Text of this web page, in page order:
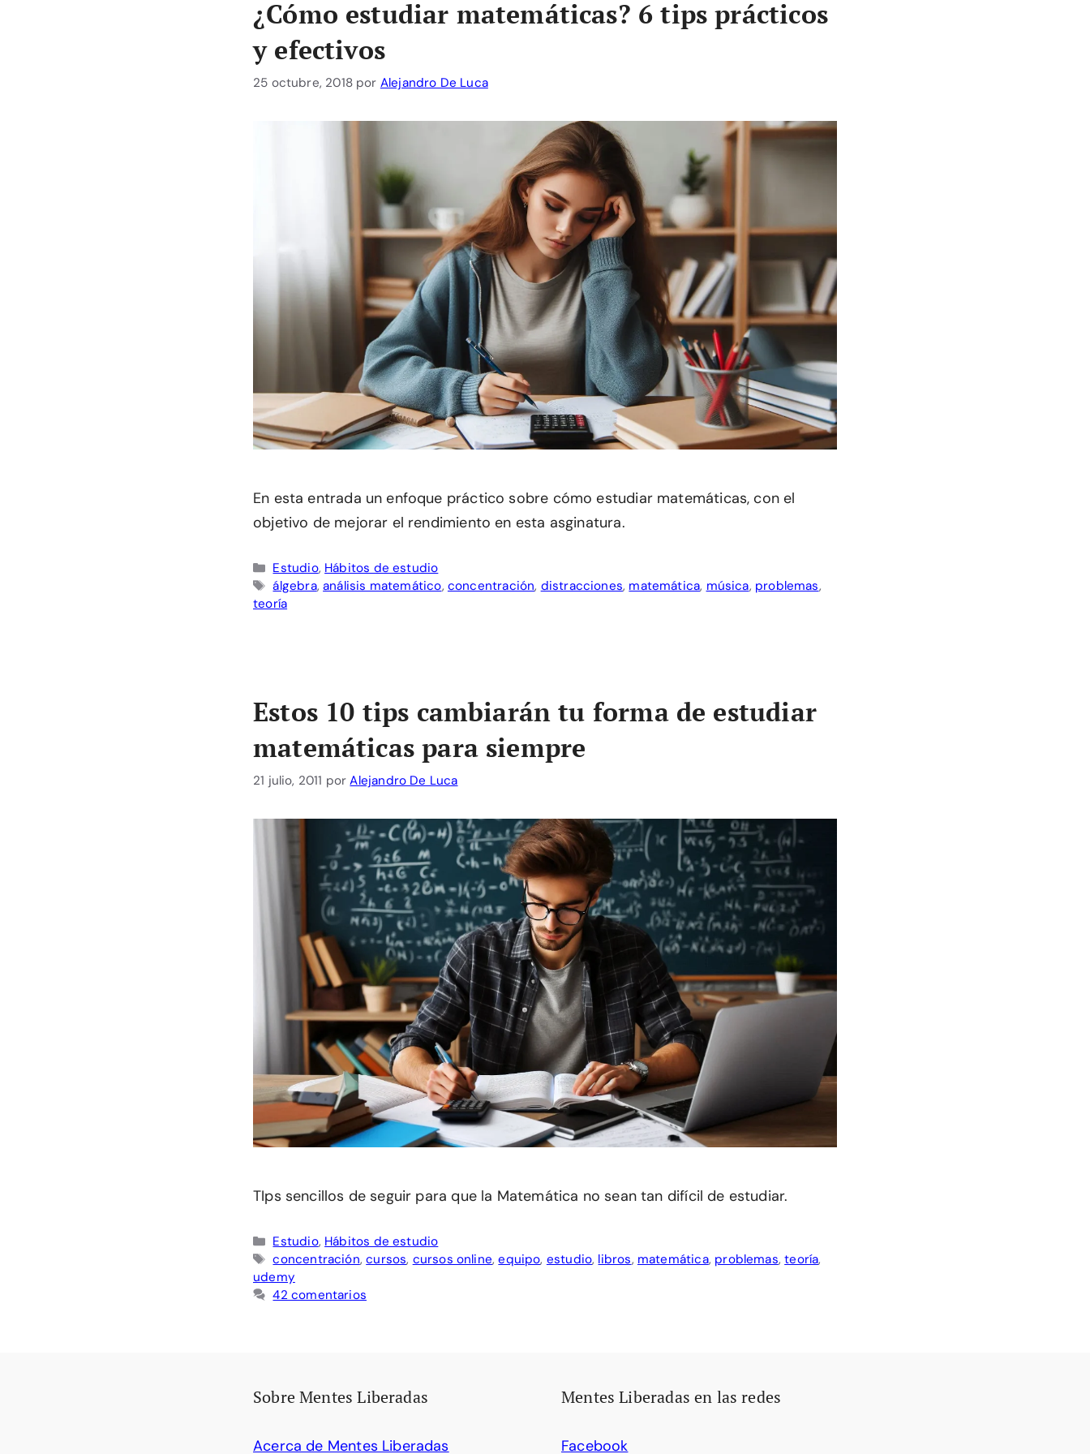
¿Cómo estudiar matemáticas? 6 tips prácticos
y efectivos
25 octubre, 2018 por Alejandro De Luca
En esta entrada un enfoque práctico sobre cómo estudiar matemáticas, con el
objetivo de mejorar el rendimiento en esta asginatura.
Categorías
Estudio, Hábitos de estudio
Etiquetas
álgebra,análisis matemático, concentración, distracciones, matemática, música, problemas,
teoría
Estos 10 tips cambiarán tu forma de estudiar
matemáticas para siempre
21 julio, 2011 porAlejandro De Luca
TIps sencillos de seguir para que la Matemática no sean tan difícil de estudiar.
Categorías
Estudio, Hábitos de estudio
Etiquetas
concentración,cursos, cursos online,equipo, estudio, libros, matemática, problemas,teoría,
udemy
42 comentarios
Sobre Mentes Liberadas
Acerca de Mentes Liberadas
Mentes Liberadas en las redes
Facebook